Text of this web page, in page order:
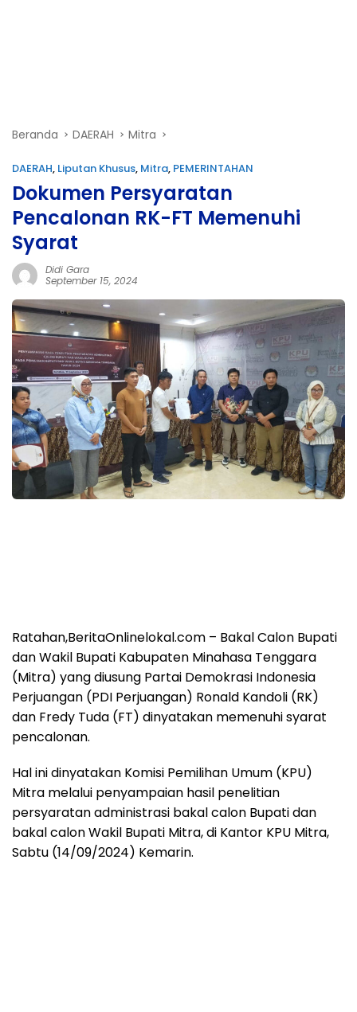
Beranda DAERAH Mitra
DAERAH, Liputan Khusus, Mitra, PEMERINTAHAN
Dokumen Persyaratan
Pencalonan RK-FT Memenuhi
Syarat
Didi Gara
September 15, 2024
Ratahan,BeritaOnlinelokal.com – Bakal Calon Bupati
dan Wakil Bupati Kabupaten Minahasa Tenggara
(Mitra) yang diusung Partai Demokrasi Indonesia
Perjuangan (PDI Perjuangan) Ronald Kandoli (RK)
dan Fredy Tuda (FT) dinyatakan memenuhi syarat
pencalonan.
Hal ini dinyatakan Komisi Pemilihan Umum (KPU)
Mitra melalui penyampaian hasil penelitian
persyaratan administrasi bakal calon Bupati dan
bakal calon Wakil Bupati Mitra, di Kantor KPU Mitra,
Sabtu (14/09/2024) Kemarin.